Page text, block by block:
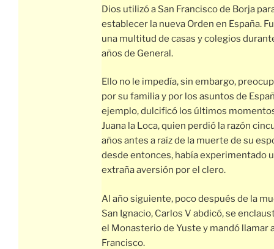
Dios utilizó a San Francisco de Borja
establecer la nueva Orden en España.
una multitud de casas y colegios
años de General.
Ello no le impedía, sin embargo,
por su familia y por los asuntos de
ejemplo, dulcificó los últimos
Juana la Loca, quien perdió la razón
años antes a raíz de la muerte de su
desde entonces, había experimentado
extraña aversión por el clero.
Al año siguiente, poco después de la
San Ignacio, Carlos V abdicó, se
el Monasterio de Yuste y mandó llamar
Francisco.